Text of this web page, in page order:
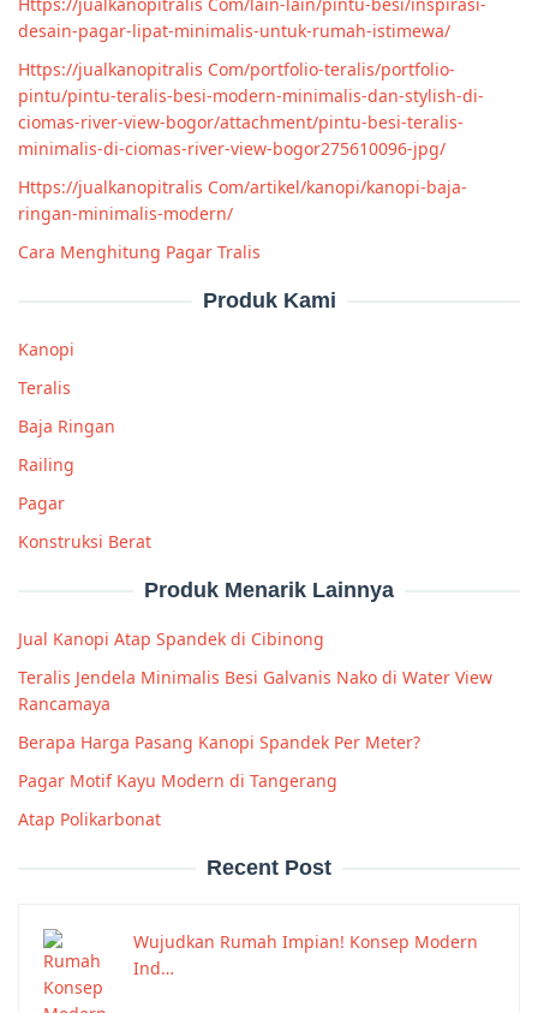
desain-pagar-lipat-minimalis-untuk-rumah-istimewa/
Https://jualkanopitralis Com/portfolio-teralis/portfolio-
pintu/pintu-teralis-besi-modern-minimalis-dan-stylish-di-
ciomas-river-view-bogor/attachment/pintu-besi-teralis-
minimalis-di-ciomas-river-view-bogor275610096-jpg/
Https://jualkanopitralis Com/artikel/kanopi/kanopi-baja-
ringan-minimalis-modern/
Cara Menghitung Pagar Tralis
Produk Kami
Kanopi
Teralis
Baja Ringan
Railing
Pagar
Konstruksi Berat
Produk Menarik Lainnya
Jual Kanopi Atap Spandek di Cibinong
Teralis Jendela Minimalis Besi Galvanis Nako di Water View
Rancamaya
Berapa Harga Pasang Kanopi Spandek Per Meter?
Pagar Motif Kayu Modern di Tangerang
Atap Polikarbonat
Recent Post
Wujudkan Rumah Impian! Konsep Modern
Ind…